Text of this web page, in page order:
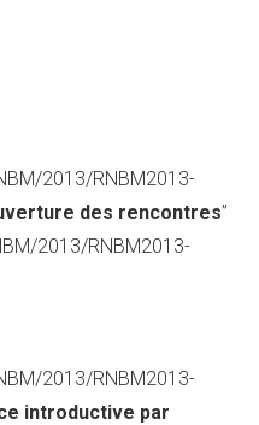
2013/RNBM2013-
des rencontres”
2013/RNBM2013-
2013/RNBM2013-
introductive par